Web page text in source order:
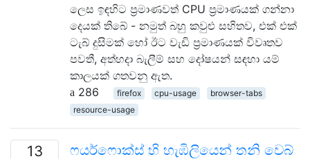
ලෙස ඉඳහිට ප්‍රමාණවත් CPU ප්‍රමාණයක් ගන්නා
දෙයක් තිබේ - නමුත් බහු කවුළු සහිතව, එක් එක්
ටැබ් දුසිමක් හෝ ඊට වැඩි ප්‍රමාණයක් විවෘතව
පවතී, අත්හදා බැලීම් සහ දෝෂයන් සඳහා යම්
කාලයක් ගතවනු ඇත.
286
firefox cpu-usage
browser-tabs
resource-usage
13
ෆයර්ෆොක්ස් හි හැඹිලියෙන් තනි වෙබ්